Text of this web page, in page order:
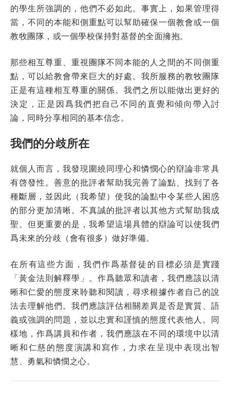
的學生所強調的，他們不必如此。事實上，如果管理得
當，不同的本能和側重點可以幫助確保一個教會或一個
教牧團隊，或一個學校保持對基督的全面擁抱。
那些相互尊重、重視團隊不同本能的人之間的不同側重
點，可以給教會帶來巨大的好處。我所服務的教牧團隊
正是有這種相互尊重的關係。我們之所以能做出更好的
決定，正是因爲我們把自己不同的直覺和傾向帶入討
論，同時分享相同的基本信念。
我們的分歧所在
就個人而言，我發現圍繞同理心和憐憫心的辯論非常具
有啓發性。善意的批評者幫助我完善了論點、找到了各
種斷層，並因此（我希望）使我的論點中令某些人困惑
的部分更加清晰。不真誠的批評者以其他方式幫助我成
聖。但更重要的是，我希望這場具體的辯論可以使我們
爲未來的分歧（會有很多）做好準備。
在所有這些方面，我們作爲基督徒的目標必須是實踐
「黃金法則解釋學」。作爲聽眾和讀者，我們應該以清
晰和仁愛的態度來聆聽和閱讀，尋求根據作者自己的說
法去理解他們。我們應該評估相關差異是否是實質、語
義或強調的問題，並以忠實和謹慎的態度代表他人。同
樣地，作爲講員和作者，我們應該在不同的環境中以清
晰和仁慈的態度演講和寫作，力求在呈現中表現出智
慧、勇氣和憐憫之心。